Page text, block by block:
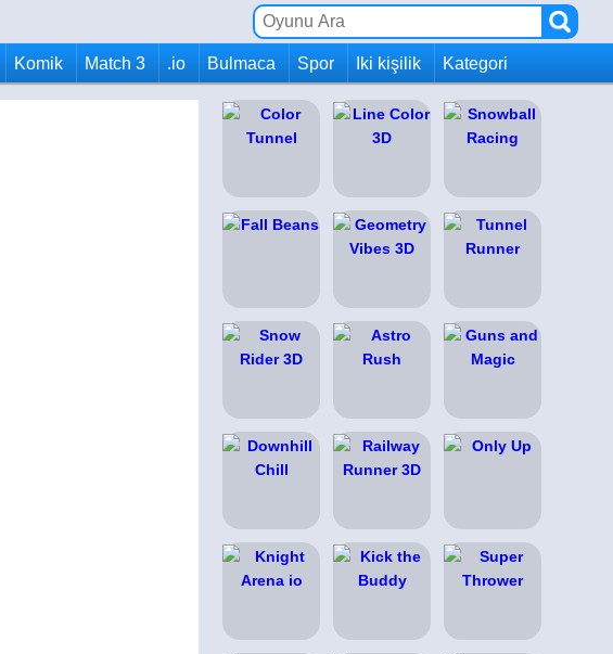
Komik Match 3 .io Bulmaca Spor Iki kişilik Kategori